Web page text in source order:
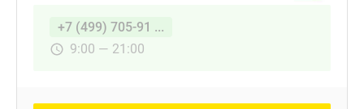
+7 (499) 705-91 ...
9:00 — 21:00